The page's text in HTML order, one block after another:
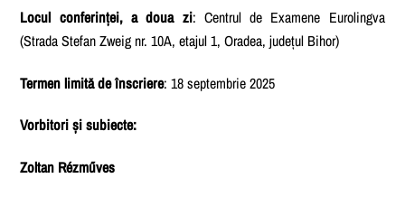
Locul conferinței, a doua zi: Centrul de Examene Eurolingva
(Strada Stefan Zweig nr. 10A, etajul 1, Oradea, județul Bihor)
Termen limită de înscriere: 18 septembrie 2025
Vorbitori și subiecte:
Zoltan Rézműves